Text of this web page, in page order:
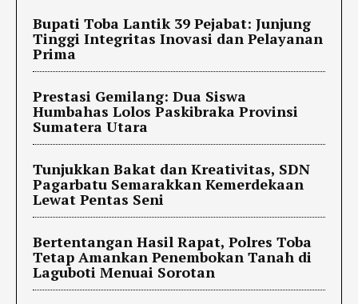
Bupati Toba Lantik 39 Pejabat: Junjung
Tinggi Integritas Inovasi dan Pelayanan
Prima
Prestasi Gemilang: Dua Siswa
Humbahas Lolos Paskibraka Provinsi
Sumatera Utara
Tunjukkan Bakat dan Kreativitas, SDN
Pagarbatu Semarakkan Kemerdekaan
Lewat Pentas Seni
Bertentangan Hasil Rapat, Polres Toba
Tetap Amankan Penembokan Tanah di
Laguboti Menuai Sorotan